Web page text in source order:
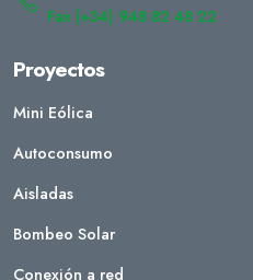
Fax (+34) 948 82 48 22
Proyectos
Mini Eólica
Autoconsumo
Aisladas
Bombeo Solar
Conexión a red